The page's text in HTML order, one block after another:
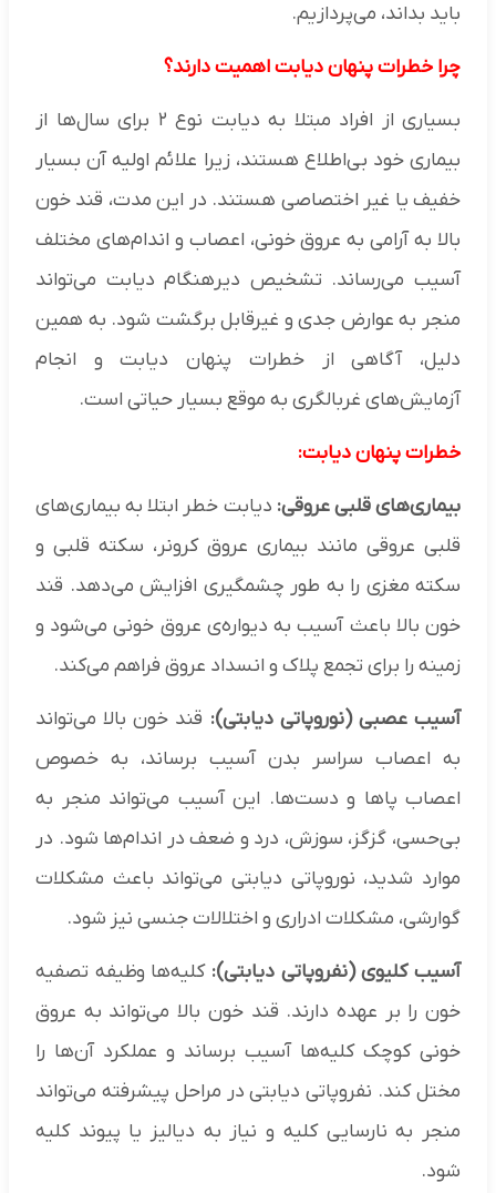
باید بداند، می‌پردازیم.
چرا خطرات پنهان دیابت اهمیت دارند؟
بسیاری از افراد مبتلا به دیابت نوع ۲ برای سال‌ها از
بیماری خود بی‌اطلاع هستند، زیرا علائم اولیه آن بسیار
خفیف یا غیر اختصاصی هستند. در این مدت، قند خون
بالا به آرامی به عروق خونی، اعصاب و اندام‌های مختلف
آسیب می‌رساند. تشخیص دیرهنگام دیابت می‌تواند
منجر به عوارض جدی و غیرقابل برگشت شود. به همین
دلیل، آگاهی از خطرات پنهان دیابت و انجام
آزمایش‌های غربالگری به موقع بسیار حیاتی است.
خطرات پنهان دیابت:
بیماری‌های قلبی عروقی: دیابت خطر ابتلا به بیماری‌های
قلبی عروقی مانند بیماری عروق کرونر، سکته قلبی و
سکته مغزی را به طور چشمگیری افزایش می‌دهد. قند
خون بالا باعث آسیب به دیواره‌ی عروق خونی می‌شود و
زمینه را برای تجمع پلاک و انسداد عروق فراهم می‌کند.
آسیب عصبی (نوروپاتی دیابتی): قند خون بالا می‌تواند
به اعصاب سراسر بدن آسیب برساند، به خصوص
اعصاب پاها و دست‌ها. این آسیب می‌تواند منجر به
بی‌حسی، گزگز، سوزش، درد و ضعف در اندام‌ها شود. در
موارد شدید، نوروپاتی دیابتی می‌تواند باعث مشکلات
گوارشی، مشکلات ادراری و اختلالات جنسی نیز شود.
آسیب کلیوی (نفروپاتی دیابتی): کلیه‌ها وظیفه تصفیه
خون را بر عهده دارند. قند خون بالا می‌تواند به عروق
خونی کوچک کلیه‌ها آسیب برساند و عملکرد آن‌ها را
مختل کند. نفروپاتی دیابتی در مراحل پیشرفته می‌تواند
منجر به نارسایی کلیه و نیاز به دیالیز یا پیوند کلیه
شود.